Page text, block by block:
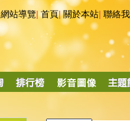
網站導覽|首頁|關於本站 聯絡